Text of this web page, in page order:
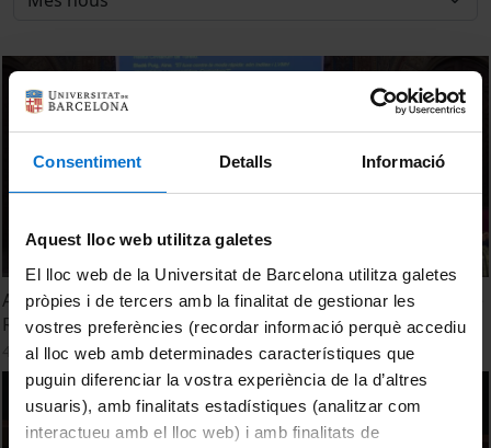
Consentiment Detalls Informació
Aquest lloc web utilitza galetes
El lloc web de la Universitat de Barcelona utilitza galetes
pròpies i de tercers amb la finalitat de gestionar les
vostres preferències (recordar informació perquè accediu
al lloc web amb determinades característiques que
puguin diferenciar la vostra experiència de la d’altres
usuaris), amb finalitats estadístiques (analitzar com
interactueu amb el lloc web) i amb finalitats de
Acte de lliurament dels Premis UB-Santander a Treballs de
Recerca de Batxillerat. Edició 2024
4 juliol, 2024